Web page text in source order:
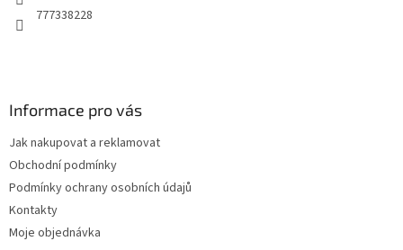
777338228
Informace pro vás
Jak nakupovat a reklamovat
Obchodní podmínky
Podmínky ochrany osobních údajů
Kontakty
Moje objednávka